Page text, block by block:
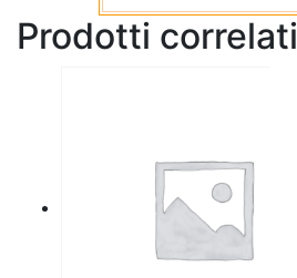
Prodotti correlati